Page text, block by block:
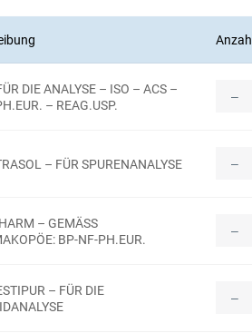
Anzahl
DIE ANALYSE – ISO – ACS –
– REAG.USP.
–
– FÜR SPURENANALYSE –
– GEMÄSS
BP-NF-PH.EUR.
–
– FÜR DIE
–